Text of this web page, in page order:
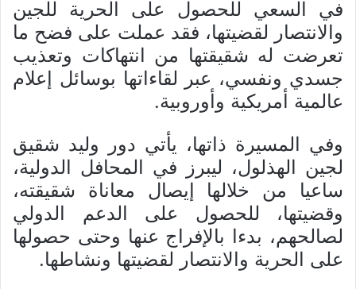
في السعي للحصول على الحرية للجين
والانتصار لقضيتها، فقد عملت على فضح ما
تعرضت له شقيقتها من انتهاكات وتعذيب
جسدي ونفسي، عبر لقاءاتها بوسائل إعلام
عالمية أمريكية وأوروبية.
وفي المسيرة ذاتها، يأتي دور وليد شقيق
لجين الهذلول، ليبرز في المحافل الدولية،
ساعيا من خلالها إيصال معاناة شقيقته،
وقضيتها، للحصول على الدعم الدولي
لصالحهم، بدءا بالإفراج عنها وحتى حصولها
على الحرية والانتصار لقضيتها ونشاطها.